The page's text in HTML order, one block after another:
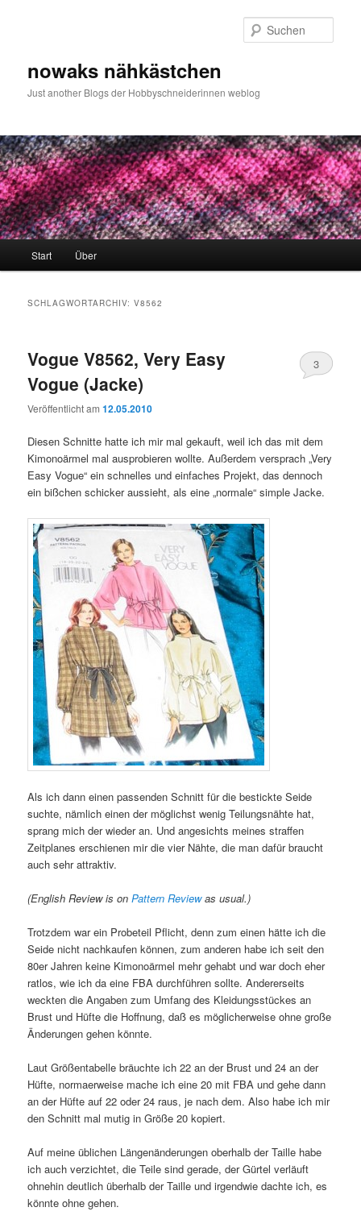
nowaks nähkästchen
Just another Blogs der Hobbyschneiderinnen weblog
Start Über
SCHLAGWORTARCHIV:V8562
Vogue V8562, Very Easy
Vogue (Jacke)
Veröffentlicht am12.05.2010
3
Diesen Schnitte hatte ich mir mal gekauft, weil ich das mit dem
Kimonoärmel mal ausprobieren wollte. Außerdem versprach „Very
Easy Vogue“ ein schnelles und einfaches Projekt, das dennoch
ein bißchen schicker aussieht, als eine „normale“ simple Jacke.
Als ich dann einen passenden Schnitt für die bestickte Seide
suchte, nämlich einen der möglichst wenig Teilungsnähte hat,
sprang mich der wieder an. Und angesichts meines straffen
Zeitplanes erschienen mir die vier Nähte, die man dafür braucht
auch sehr attraktiv.
(English Review is onPattern Reviewas usual.)
Trotzdem war ein Probeteil Pflicht, denn zum einen hätte ich die
Seide nicht nachkaufen können, zum anderen habe ich seit den
80er Jahren keine Kimonoärmel mehr gehabt und war doch eher
ratlos, wie ich da eine FBA durchführen sollte. Andererseits
weckten die Angaben zum Umfang des Kleidungsstückes an
Brust und Hüfte die Hoffnung, daß es möglicherweise ohne große
Änderungen gehen könnte.
Laut Größentabelle bräuchte ich 22 an der Brust und 24 an der
Hüfte, normaerweise mache ich eine 20 mit FBA und gehe dann
an der Hüfte auf 22 oder 24 raus, je nach dem. Also habe ich mir
den Schnitt mal mutig in Größe 20 kopiert.
Auf meine üblichen Längenänderungen oberhalb der Taille habe
ich auch verzichtet, die Teile sind gerade, der Gürtel verläuft
ohnehin deutlich überhalb der Taille und irgendwie dachte ich, es
könnte ohne gehen.